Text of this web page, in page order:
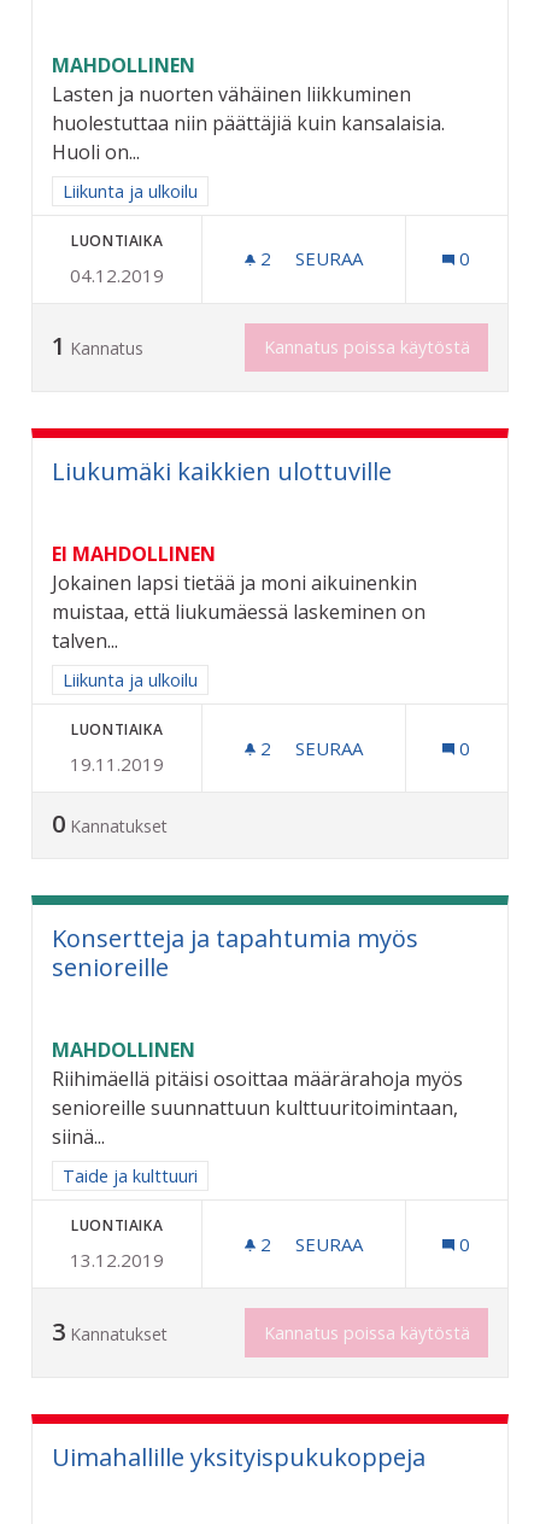
MAHDOLLINEN
Lasten ja nuorten vähäinen liikkuminen
huolestuttaa niin päättäjiä kuin kansalaisia.
Huoli on...
Rajaa tulokset aihepiirin mukaan: Liikunta ja ulkoilu
Liikunta ja ulkoilu
LUONTIAIKA
04.12.2019
2 2 SEURAAJAA
SEURAA 0
1 Kannatus Kannatus poissa käytöstä
Liukumäki kaikkien ulottuville
EI MAHDOLLINEN
Jokainen lapsi tietää ja moni aikuinenkin
muistaa, että liukumäessä laskeminen on
talven...
Rajaa tulokset aihepiirin mukaan: Liikunta ja ulkoilu
Liikunta ja ulkoilu
LUONTIAIKA
19.11.2019
2 2 SEURAAJAA
SEURAA 0
0 Kannatukset
Konsertteja ja tapahtumia myös
senioreille
MAHDOLLINEN
Riihimäellä pitäisi osoittaa määrärahoja myös
senioreille suunnattuun kulttuuritoimintaan,
siinä...
Rajaa tulokset aihepiirin mukaan: Taide ja kulttuuri
Taide ja kulttuuri
LUONTIAIKA
13.12.2019
2 2 SEURAAJAA
SEURAA 0
3 Kannatukset Kannatus poissa käytöstä
Uimahallille yksityispukukoppeja